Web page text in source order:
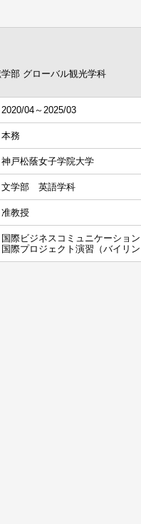
部 グローバル観光学科
2020/04～2025/03
本務
神戸松蔭女子学院大学
文学部 英語学科
准教授
国際ビジネスコミュニケーショ
国際プロジェクト演習（バイリ